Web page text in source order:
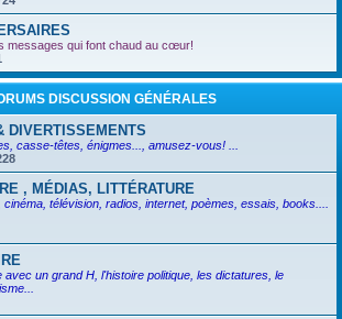
messages qui font chaud au cœur!
DISCUSSION GÉNÉRALES
DIVERTISSEMENTS
casse-têtes, énigmes..., amusez-vous! ...
, MÉDIAS, LITTÉRATURE
cinéma, télévision, radios, internet, poèmes, essais, books....
avec un grand H, l'histoire politique, les dictatures, le